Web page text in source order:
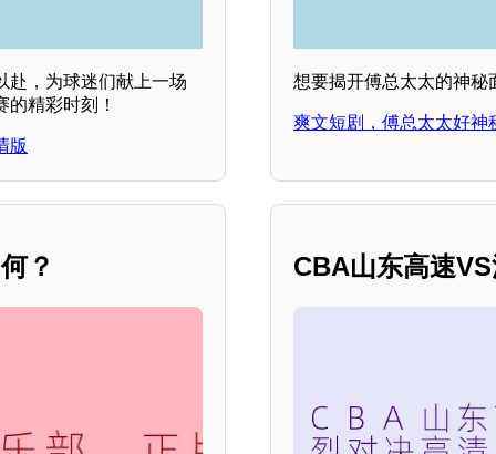
赴，为球迷们献上一场
精彩时刻！
版
想要揭开傅总太太的神秘
爽文短剧，傅总太太好神
？ CBA山东高速